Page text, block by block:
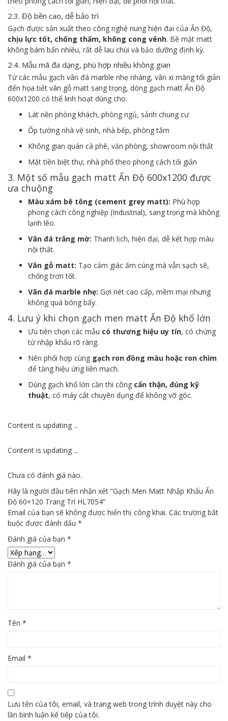
2.3. Độ bền cao, dễ bảo trì
Gạch được sản xuất theo công nghệ nung hiện đại của Ấn Độ,
chịu lực tốt, chống thấm, không cong vênh. Bề mặt matt
không bám bẩn nhiều, rất dễ lau chùi và bảo dưỡng định kỳ.
2.4. Mẫu mã đa dạng, phù hợp nhiều không gian
Từ các mẫu gạch vân đá marble nhẹ nhàng, vân xi măng tối giản
đến họa tiết vân gỗ matt sang trọng, dòng gạch matt Ấn Độ
600x1200 có thể linh hoạt dùng cho:
Lát nền phòng khách, phòng ngủ, sảnh chung cư
Ốp tường nhà vệ sinh, nhà bếp, phòng tắm
Không gian quán cà phê, văn phòng, showroom nội thất
Mặt tiền biệt thự, nhà phố theo phong cách tối giản
3. Một số mẫu gạch matt Ấn Độ 600x1200 được
ưa chuộng
Màu xám bê tông (cement grey matt): Phù hợp
phong cách công nghiệp (Industrial), sang trọng mà không
lạnh lẽo.
Vân đá trắng mờ: Thanh lịch, hiện đại, dễ kết hợp màu
nội thất.
Vân gỗ matt: Tạo cảm giác ấm cúng mà vẫn sạch sẽ,
chống trơn tốt.
Vân đá marble nhẹ: Gợi nét cao cấp, mềm mại nhưng
không quá bóng bẩy.
4. Lưu ý khi chọn gạch men matt Ấn Độ khổ lớn
Ưu tiên chọn các mẫu có thương hiệu uy tín, có chứng
từ nhập khẩu rõ ràng.
Nên phối hợp cùng gạch ron đồng màu hoặc ron chìm
để tăng hiệu ứng liền mạch.
Dùng gạch khổ lớn cần thi công cẩn thận, đúng kỹ
thuật, có máy cắt chuyên dụng để không vỡ góc.
Content is updating ...
Content is updating ...
Chưa có đánh giá nào.
Hãy là người đầu tiên nhận xét “Gạch Men Matt Nhập Khẩu Ấn
Độ 60×120 Trang Trí HL7054”
Email của bạn sẽ không được hiển thị công khai. Các trường bắt
buộc được đánh dấu *
Đánh giá của bạn *
Đánh giá của bạn *
Tên *
Email *
Lưu tên của tôi, email, và trang web trong trình duyệt này cho
lần bình luận kế tiếp của tôi.